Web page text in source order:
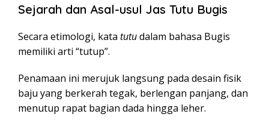
Sejarah dan Asal-usul Jas Tutu Bugis
Secara etimologi, kata tutudalam bahasa Bugis
memiliki arti “tutup”.
Penamaan ini merujuk langsung pada desain fisik
baju yang berkerah tegak, berlengan panjang, dan
menutup rapat bagian dada hingga leher.